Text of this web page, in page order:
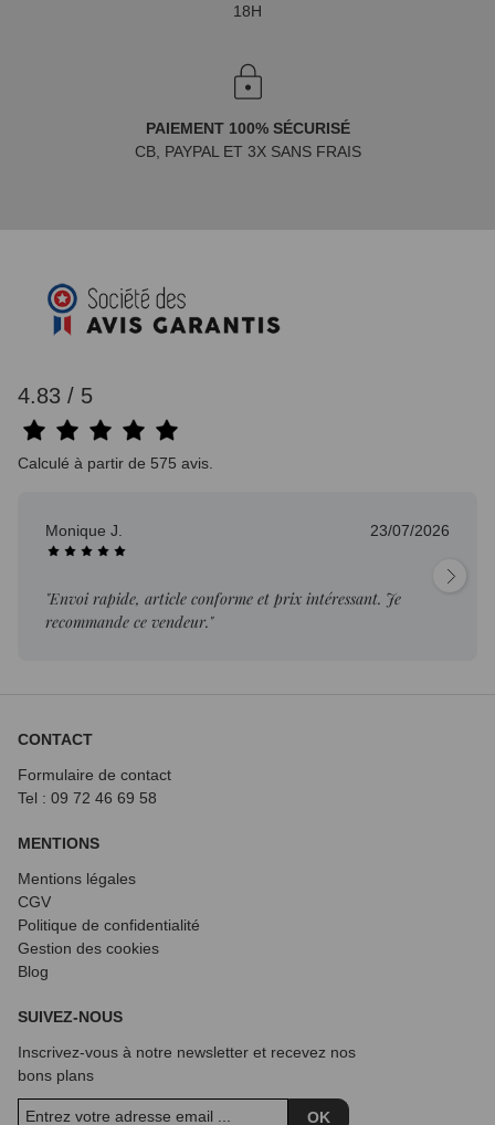
18H
PAIEMENT 100% SÉCURISÉ
CB, PAYPAL ET 3X SANS FRAIS
4.83 / 5
Calculé à partir de 575 avis.
Monique J. 23/07/2026
"Envoi rapide, article conforme et prix intéressant. Je
recommande ce vendeur."
CONTACT
Formulaire de contact
Tel : 09 72 46 69 58
MENTIONS
Mentions légales
CGV
Politique de confidentialité
Gestion des cookies
Blog
SUIVEZ-NOUS
Inscrivez-vous à notre newsletter et recevez nos
bons plans
OK